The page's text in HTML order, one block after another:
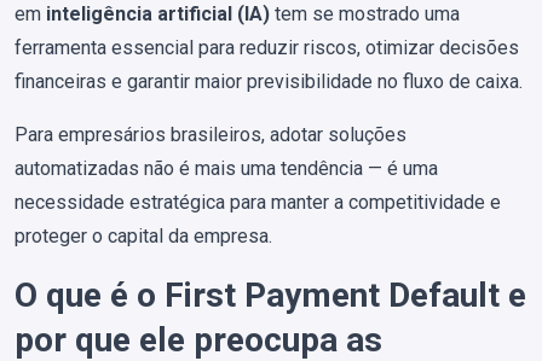
em inteligência artificial (IA) tem se mostrado uma
ferramenta essencial para reduzir riscos, otimizar decisões
financeiras e garantir maior previsibilidade no fluxo de caixa.
Para empresários brasileiros, adotar soluções
automatizadas não é mais uma tendência — é uma
necessidade estratégica para manter a competitividade e
proteger o capital da empresa.
O que é o First Payment Default e
por que ele preocupa as